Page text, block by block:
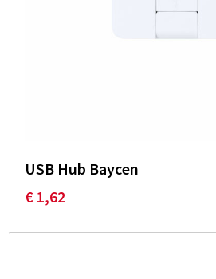
USB Hub Baycen
€ 1,62